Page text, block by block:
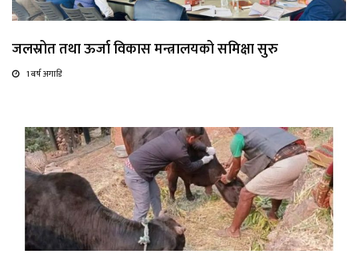
जलस्रोत तथा ऊर्जा विकास मन्त्रालयको समिक्षा सुरु
1 बर्ष अगाडि